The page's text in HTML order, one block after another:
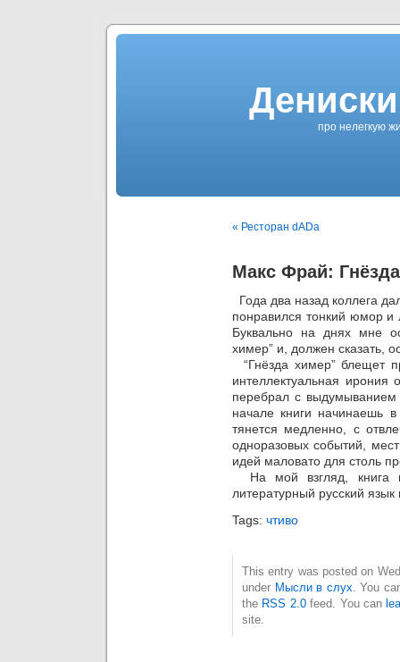
про нелегкую
« Ресторан dADa
Макс Фрай:
Года два назад коллега
понравился тонкий юмор и
Буквально на днях мне
химер” и, должен сказать,
“Гнёзда химер” блещет
интеллектуальная
перебрал с
начале книги начинаешь
тянется медленно, с
одноразовых событий,
идей маловато для столь
На мой взгляд, книга
литературный русский
Tags: чтиво
This entry was posted on
under Мысли в слух. You
the RSS 2.0feed. You can
site.